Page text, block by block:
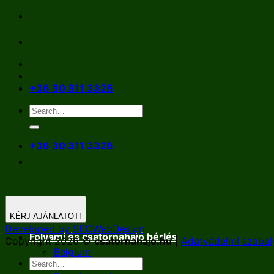
Skip
content
+36 30 311 3328
+36 30 311 3328
Folyami és csatornahajó bérlés
Belgium
Németország
KÉRJ AJÁNLATOT!
Developed by SEOWebDesign
Copyright 2026 ©csatornahajo.hu| Adatvédelmi